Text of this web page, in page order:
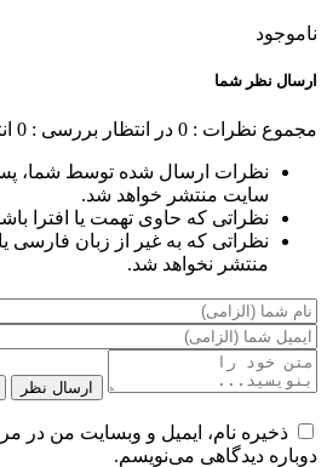
ناموجود
ارسال نظر شما
مجموع نظرات : 0 در انتظار بررسی : 0
نظرات ارسال شده توسط شما، پس
سایت منتشر خواهد شد.
نظراتی که حاوی تهمت یا افترا
نظراتی که به غیر از زبان فارسی
منتشر نخواهد شد.
ارسال نظر
ذخیره نام، ایمیل و وبسایت من در
دوباره دیدگاهی می‌نویسم.